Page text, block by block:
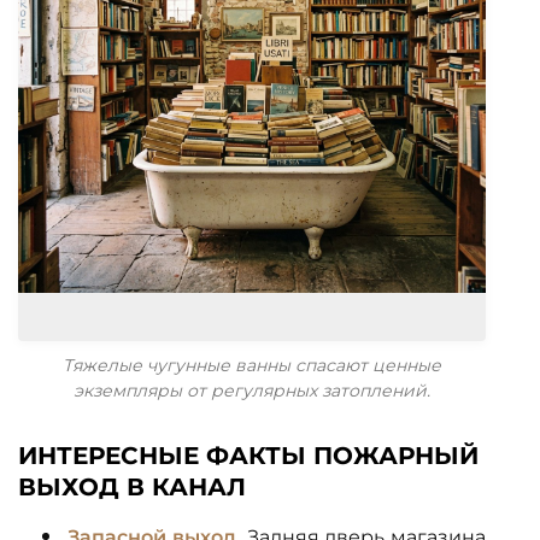
Тяжелые чугунные ванны спасают ценные
экземпляры от регулярных затоплений.
ИНТЕРЕСНЫЕ ФАКТЫ ПОЖАРНЫЙ
ВЫХОД В КАНАЛ